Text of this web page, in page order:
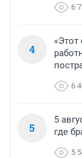
6
4
6
5
5
где
5